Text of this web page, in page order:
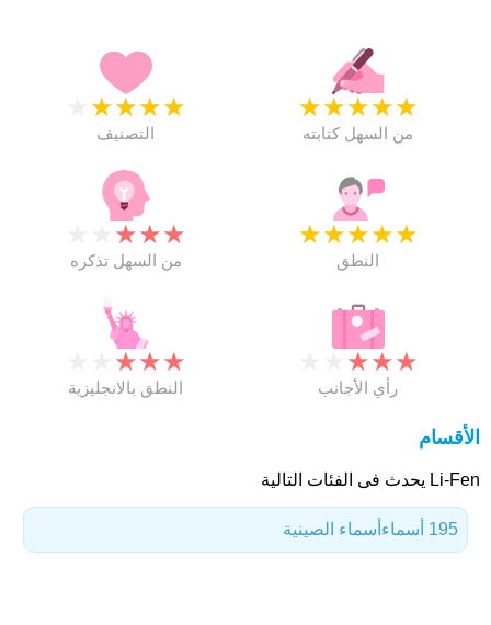
★
★
★
★
التصنيف
★
★
★
★
★
من السهل كتابته
★
★
★
من السهل تذكره
★
★
★
★
★
النطق
★
★
★
النطق بالانجليزية
★
★
★
رأي الأجانب
الأقسام
Li-Fen يحدث فى الفئات التالية
أسماء الصينية 195 أسماء